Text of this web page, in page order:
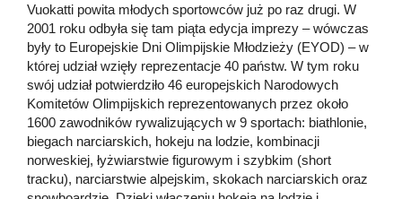
Vuokatti powita młodych sportowców już po raz drugi. W
2001 roku odbyła się tam piąta edycja imprezy – wówczas
były to Europejskie Dni Olimpijskie Młodzieży (EYOD) – w
której udział wzięły reprezentacje 40 państw. W tym roku
swój udział potwierdziło 46 europejskich Narodowych
Komitetów Olimpijskich reprezentowanych przez około
1600 zawodników rywalizujących w 9 sportach: biathlonie,
biegach narciarskich, hokeju na lodzie, kombinacji
norweskiej, łyżwiarstwie figurowym i szybkim (short
tracku), narciarstwie alpejskim, skokach narciarskich oraz